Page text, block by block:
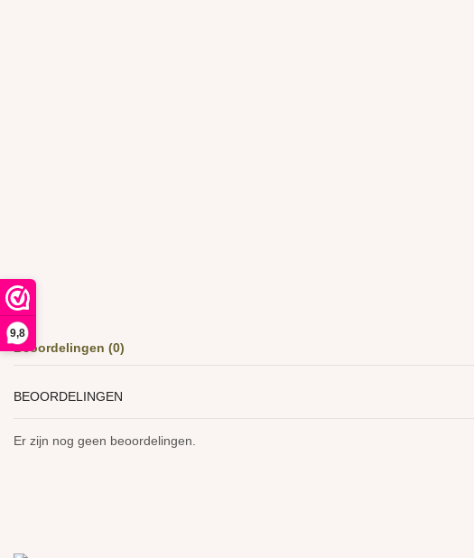
9,8
Beoordelingen (0)
BEOORDELINGEN
Er zijn nog geen beoordelingen.